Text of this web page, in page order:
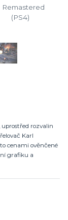
rozvalin
Karl
cenami ověnčené
grafiku a